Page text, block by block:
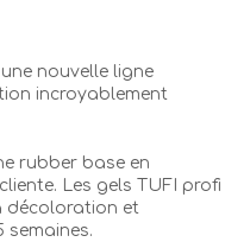
une nouvelle ligne
incroyablement
rubber base en
Les gels TUFI profi
décoloration et
semaines.